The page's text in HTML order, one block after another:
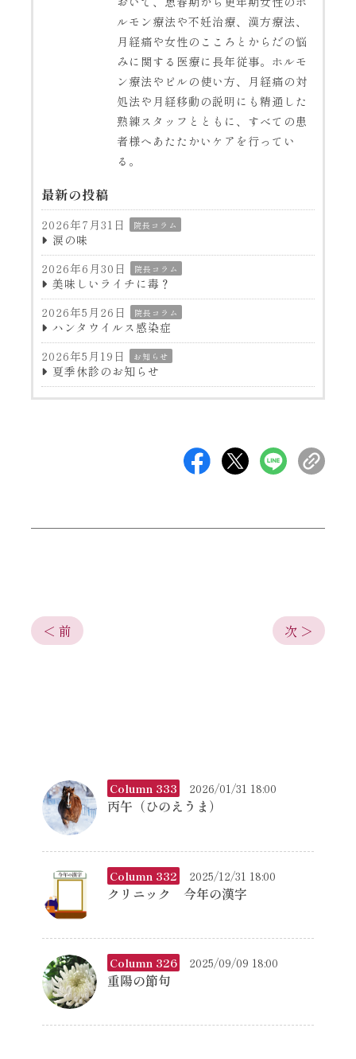
ルモン療法や不妊治療、漢方療法、
月経痛や女性のこころとからだの悩
みに関する医療に長年従事。ホルモ
ン療法やピルの使い方、月経痛の対
処法や月経移動の説明にも精通した
熟練スタッフとともに、すべての患
者様へあたたかいケアを行ってい
る。
最新の投稿
2026年7月31日 院長コラム
涙の味
2026年6月30日
院長コラム
美味しいライチに毒？
2026年5月26日
院長コラム
ハンタウイルス感染症
2026年5月19日
お知らせ
夏季休診のお知らせ
＜ 前 次 ＞
Column 333 2026/01/31 18:00
丙午（ひのえうま）
Column 332 2025/12/31 18:00
クリニック 今年の漢字
Column 326 2025/09/09 18:00
重陽の節句